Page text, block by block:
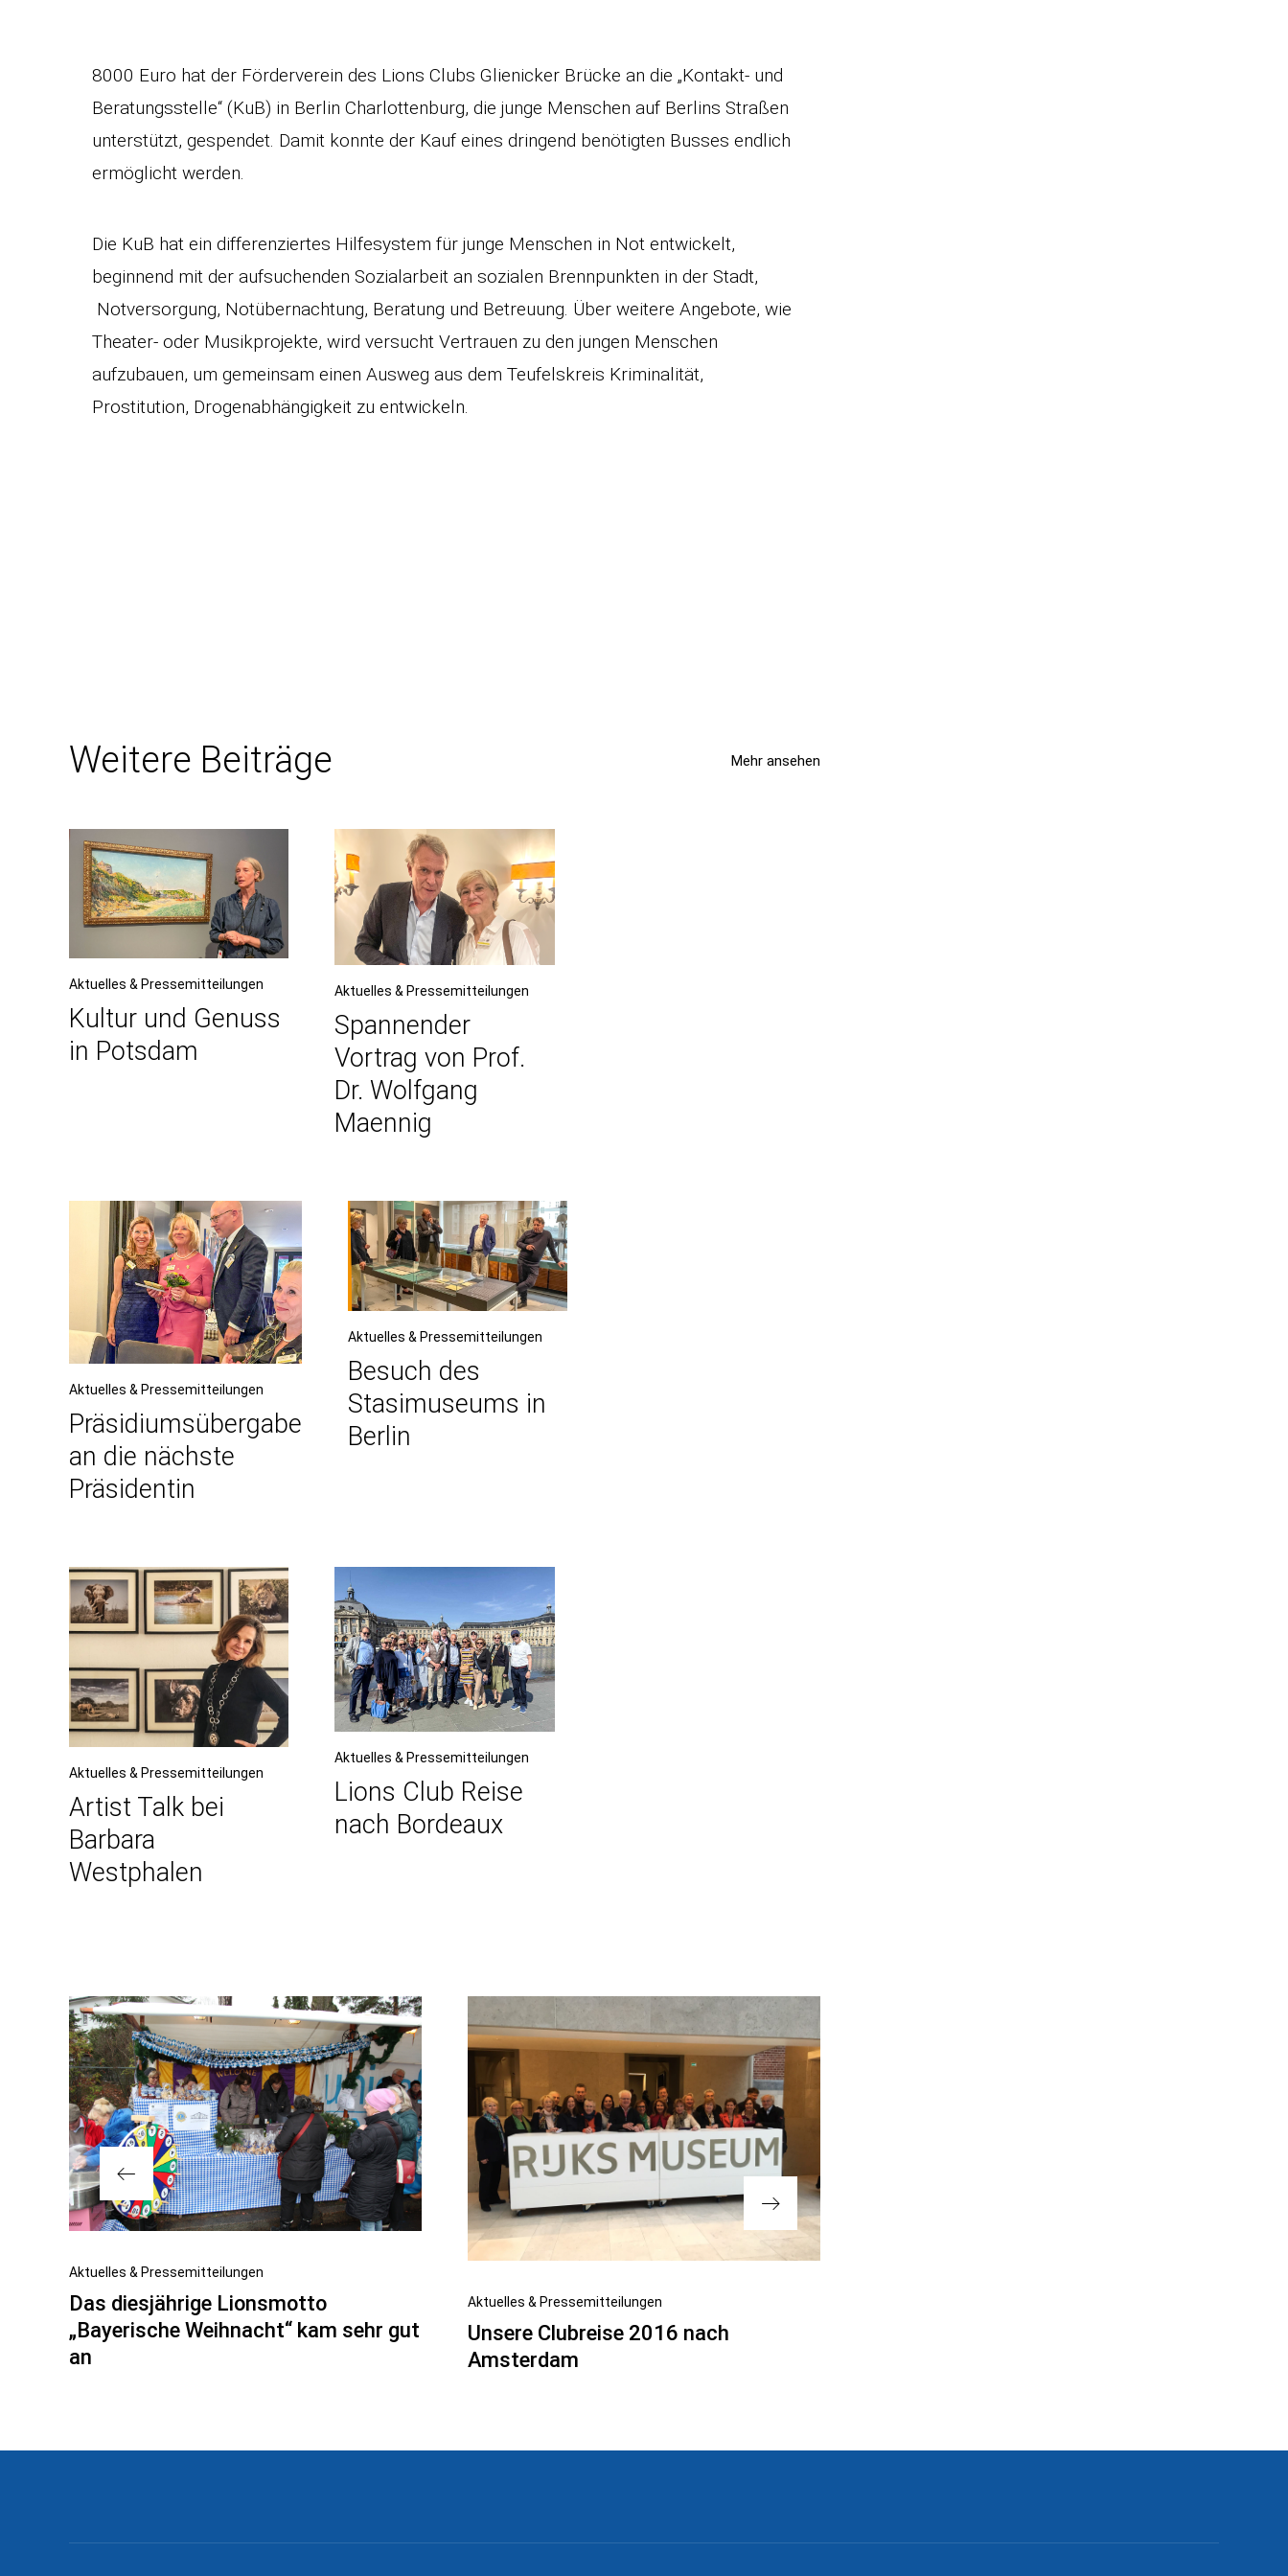
8000 Euro hat der Förderverein des Lions Clubs Glienicker Brücke an die „Kontakt- und
Beratungsstelle“ (KuB) in Berlin Charlottenburg, die junge Menschen auf Berlins Straßen
unterstützt, gespendet. Damit konnte der Kauf eines dringend benötigten Busses endlich
ermöglicht werden.
Die KuB hat ein differenziertes Hilfesystem für junge Menschen in Not entwickelt,
beginnend mit der aufsuchenden Sozialarbeit an sozialen Brennpunkten in der Stadt,
Notversorgung, Notübernachtung, Beratung und Betreuung. Über weitere Angebote, wie
Theater- oder Musikprojekte, wird versucht Vertrauen zu den jungen Menschen
aufzubauen, um gemeinsam einen Ausweg aus dem Teufelskreis Kriminalität,
Prostitution, Drogenabhängigkeit zu entwickeln.
Weitere Beiträge Mehr ansehen
Aktuelles & Pressemitteilungen
Kultur und Genuss
in Potsdam
Aktuelles & Pressemitteilungen
Spannender
Vortrag von Prof.
Dr. Wolfgang
Maennig
Aktuelles & Pressemitteilungen
Präsidiumsübergabe
an die nächste
Präsidentin
Aktuelles & Pressemitteilungen
Besuch des
Stasimuseums in
Berlin
Aktuelles & Pressemitteilungen
Artist Talk bei
Barbara
Westphalen
Aktuelles & Pressemitteilungen
Lions Club Reise
nach Bordeaux
Vorheriger
Beitrag
Aktuelles & Pressemitteilungen
Das diesjährige Lionsmotto
„Bayerische Weihnacht“ kam sehr gut
an
Nächster
Beitrag
Aktuelles & Pressemitteilungen
Unsere Clubreise 2016 nach
Amsterdam